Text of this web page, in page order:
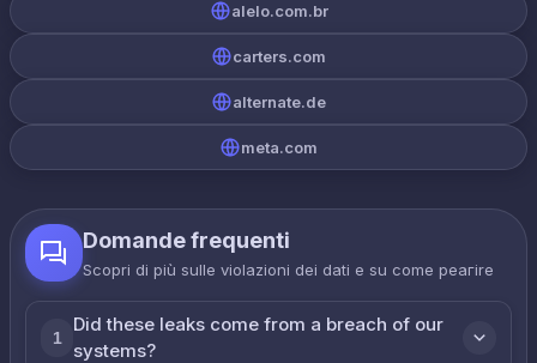
alelo.com.br
carters.com
alternate.de
meta.com
Domande frequenti
Scopri di più sulle violazioni dei dati e su come реагire
1
Did these leaks come from a breach of our
systems?